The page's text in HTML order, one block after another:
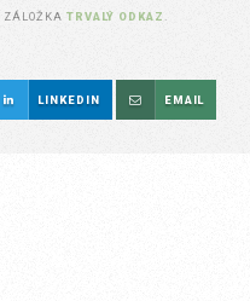
. ZÁLOŽKA TRVALÝ ODKAZ
LINKEDIN EMAIL